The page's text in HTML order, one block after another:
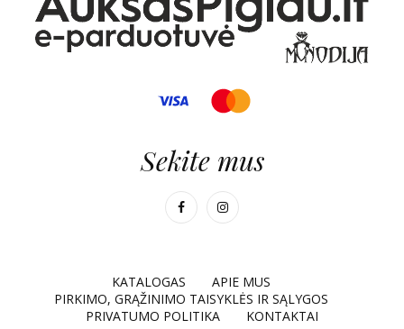
Sekite mus
KATALOGAS
APIE MUS
PIRKIMO, GRĄŽINIMO TAISYKLĖS IR SĄLYGOS
PRIVATUMO POLITIKA
KONTAKTAI